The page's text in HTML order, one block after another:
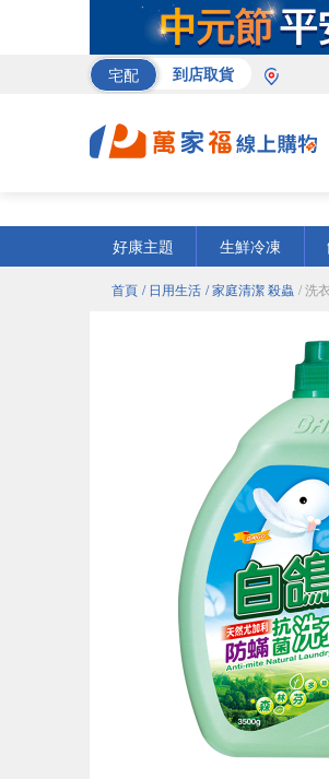
宅配 到店取貨
好康主題
生鮮冷凍
首頁 / 日用生活 / 家庭清潔 殺蟲 / 洗